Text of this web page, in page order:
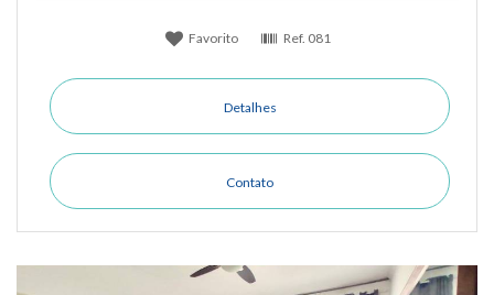
Favorito Ref. 081
Detalhes
Contato